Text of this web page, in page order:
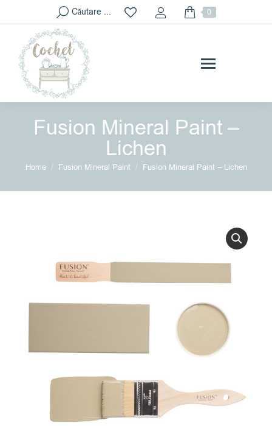
Search:Căutare ... 0
Fusion Mineral Paint –
Lichen
You are here:
Home Fusion Mineral Paint Fusion Mineral Paint – Lichen